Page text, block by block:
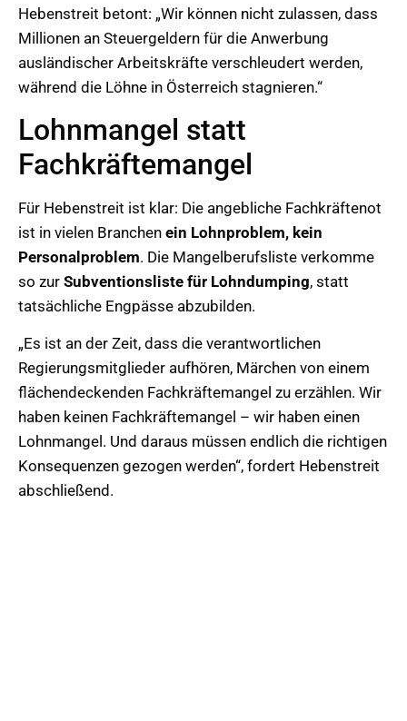
Hebenstreit betont: „Wir können nicht zulassen, dass
Millionen an Steuergeldern für die Anwerbung
ausländischer Arbeitskräfte verschleudert werden,
während die Löhne in Österreich stagnieren.“
Lohnmangel statt
Fachkräftemangel
Für Hebenstreit ist klar: Die angebliche Fachkräftenot
ist in vielen Branchen ein Lohnproblem, kein
Personalproblem. Die Mangelberufsliste verkomme
so zur Subventionsliste für Lohndumping, statt
tatsächliche Engpässe abzubilden.
„Es ist an der Zeit, dass die verantwortlichen
Regierungsmitglieder aufhören, Märchen von einem
flächendeckenden Fachkräftemangel zu erzählen. Wir
haben keinen Fachkräftemangel – wir haben einen
Lohnmangel. Und daraus müssen endlich die richtigen
Konsequenzen gezogen werden“, fordert Hebenstreit
abschließend.